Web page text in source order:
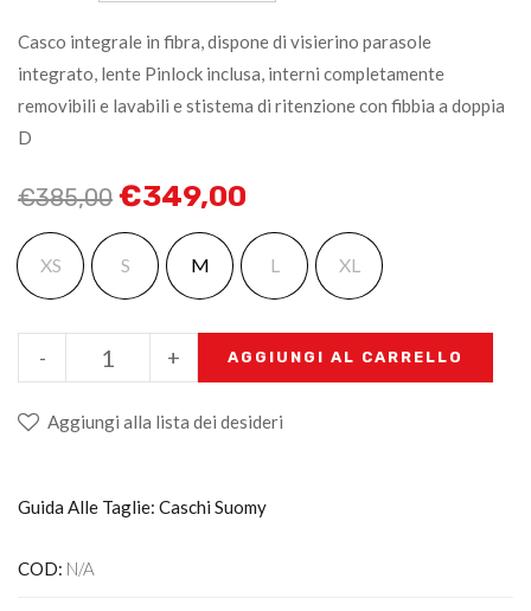
Casco integrale in fibra, dispone di visierino parasole
integrato, lente Pinlock inclusa, interni completamente
removibili e lavabili e stistema di ritenzione con fibbia a doppia
D
€385,00 €349,00
XS S M L XL
+
- AGGIUNGI AL CARRELLO
Aggiungi alla lista dei desideri
Guida Alle Taglie: Caschi Suomy
COD: N/A